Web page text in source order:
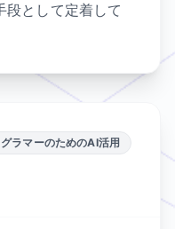
段として定着して
ラマーのためのAI活用